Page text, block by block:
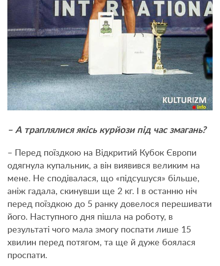
– А траплялися якісь курйози під час змагань?
– Перед поїздкою на Відкритий Кубок Європи
одягнула купальник, а він виявився великим на
мене. Не сподівалася, що «підсушуся» більше,
аніж гадала, скинувши ще 2 кг. І в останню ніч
перед поїздкою до 5 ранку довелося перешивати
його. Наступного дня пішла на роботу, в
результаті чого мала змогу поспати лише 15
хвилин перед потягом, та ще й дуже боялася
проспати.